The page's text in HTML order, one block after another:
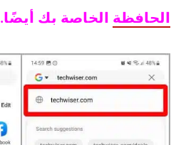
الحافظة الخاصة بك أيضًا.